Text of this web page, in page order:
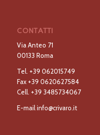
CONTATTI
Via Anteo 71
00133 Roma
Tel. +39 062015749
Fax +39 0620627584
Cell. +39 3485734067
E-mailinfo@crivaro.it